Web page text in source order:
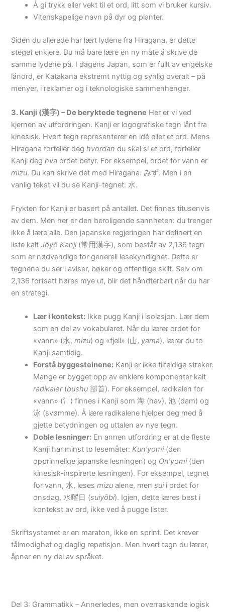
Å gi trykk eller vekt til et ord, litt som vi bruker kursiv.
Vitenskapelige navn på dyr og planter.
Siden du allerede har lært lydene fra Hiragana, er dette
steget enklere. Du må bare lære en ny måte å skrive de
samme lydene på. I dagens Japan, som er fullt av engelske
lånord, er Katakana ekstremt nyttig og synlig overalt – på
menyer, i reklamer og i teknologiske sammenhenger.
3. Kanji (漢字) – De beryktede tegnene Her er vi ved
kjernen av utfordringen. Kanji er logografiske tegn lånt fra
kinesisk. Hvert tegn representerer en idé eller et ord. Mens
Hiragana forteller deghvordan du skal si et ord, forteller
Kanji deghva ordet betyr. For eksempel, ordet for vann er
mizu. Du kan skrive det med Hiragana: みず. Men i en
vanlig tekst vil du se Kanji-tegnet: 水.
Frykten for Kanji er basert på antallet. Det finnes titusenvis
av dem. Men her er den beroligende sannheten: du trenger
ikke å lære alle. Den japanske regjeringen har definert en
liste kaltJōyō Kanji(常用漢字), som består av 2,136 tegn
som er nødvendige for generell lesekyndighet. Dette er
tegnene du ser i aviser, bøker og offentlige skilt. Selv om
2,136 fortsatt høres mye ut, blir det håndterbart når du har
en strategi.
Lær i kontekst: Ikke pugg Kanji i isolasjon. Lær dem
som en del av vokabularet. Når du lærer ordet for
«vann» (水,mizu) og «fjell» (山, yama), lærer du to
Kanji samtidig.
Forstå byggesteinene: Kanji er ikke tilfeldige streker.
Mange er bygget opp av enklere komponenter kalt
radikaler(bushu 部首). For eksempel, radikalen for
«vann» (氵) finnes i Kanji som 海 (hav), 池 (dam) og
泳 (svømme). Å lære radikalene hjelper deg med å
gjette betydningen og uttalen av nye tegn.
Doble lesninger: En annen utfordring er at de fleste
Kanji har minst to lesemåter:Kun’yomi(den
opprinnelige japanske lesningen) og On’yomi(den
kinesisk-inspirerte lesningen). For eksempel, tegnet
for vann, 水, lesesmizu alene, mensuii ordet for
onsdag, 水曜日 (suiyōbi). Igjen, dette læres best i
kontekst av ord, ikke ved å pugge lister.
Skriftsystemet er en maraton, ikke en sprint. Det krever
tålmodighet og daglig repetisjon. Men hvert tegn du lærer,
åpner en ny del av språket.
Del 3: Grammatikk – Annerledes, men overraskende logisk